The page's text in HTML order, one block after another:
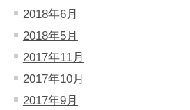
2018年6月
2018年5月
2017年11月
2017年10月
2017年9月